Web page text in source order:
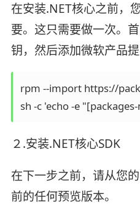
在安装.NET核心之前，
要。这只需要做一次。
钥，然后添加微软产品提
rpm --import https://
sh -c 'echo -e
２.安装.NET核心SDK
在下一步之前，请从您
前的任何预览版本。